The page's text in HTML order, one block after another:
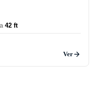
42 ft
Ver